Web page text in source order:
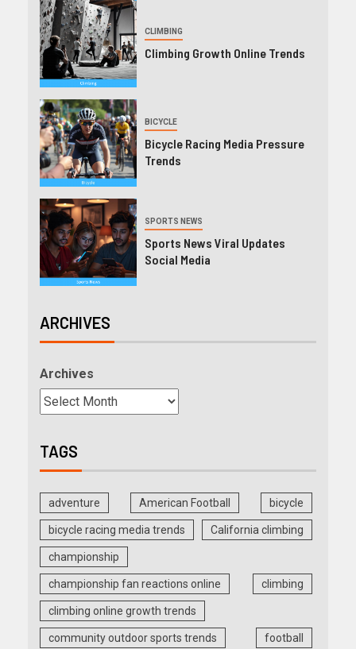
CLIMBING
Climbing Growth Online Trends
BICYCLE
Bicycle Racing Media Pressure
Trends
SPORTS NEWS
Sports News Viral Updates
Social Media
ARCHIVES
Archives
TAGS
adventure American Football bicycle
bicycle racing media trends California climbing
championship
championship fan reactions online climbing
climbing online growth trends
community outdoor sports trends football